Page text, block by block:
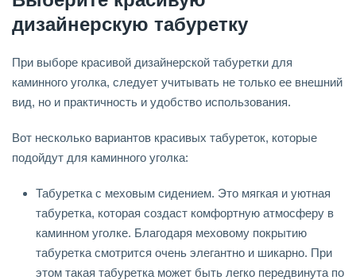
дизайнерскую табуретку
При выборе красивой дизайнерской табуретки для
каминного уголка, следует учитывать не только ее внешний
вид, но и практичность и удобство использования.
Вот несколько вариантов красивых табуреток, которые
подойдут для каминного уголка:
Табуретка с меховым сидением. Это мягкая и уютная
табуретка, которая создаст комфортную атмосферу в
каминном уголке. Благодаря меховому покрытию
табуретка смотрится очень элегантно и шикарно. При
этом такая табуретка может быть легко передвинута по